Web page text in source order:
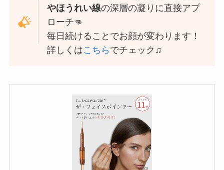
やほうれい線の深層の凝りに直接アプ
ローチ👊
毎日続けることでお顔が変わります！
詳しくはこちら でチェック♫